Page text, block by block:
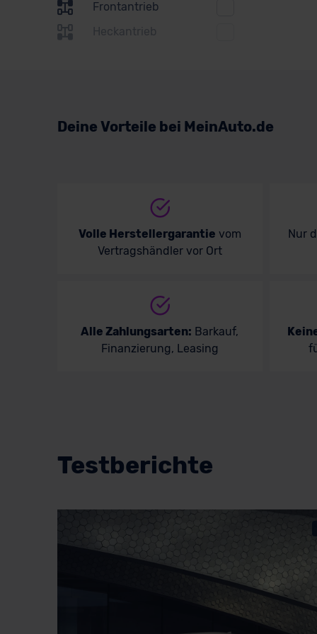
Volvo
Frontantrieb
Heckantrieb
Deine Vorteile bei MeinAuto.de
Volle Herstellergarantie vom
Vertragshändler vor Ort
Nur
Alle Zahlungsarten: Barkauf,
Finanzierung, Leasing
Testberichte